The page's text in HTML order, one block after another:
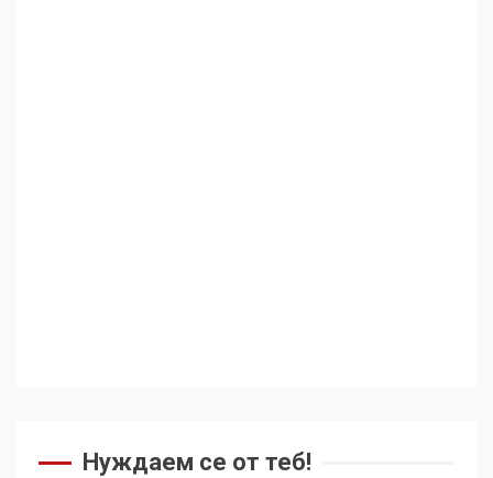
Нуждаем се от теб!